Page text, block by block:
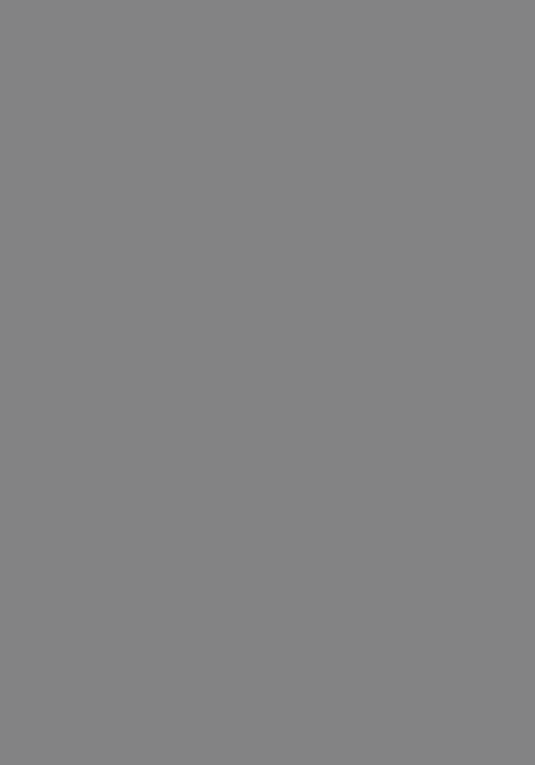
ότι
τιμώνται σε
τους.
ανθρώπων
προκειμένου να
σχετικά με
από το
με τον τρόπο
ιστότοπο και
που μπορεί να
χρήστης πριν
λόγω ιστότοπο.
και